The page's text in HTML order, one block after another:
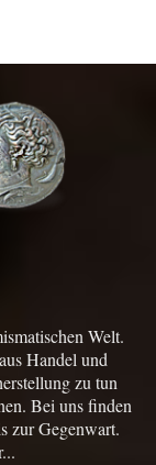
Welt.
Handel und
zu tun
Bei uns finden
zur Gegenwart.